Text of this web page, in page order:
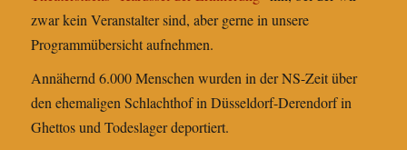
zwar kein Veranstalter sind, aber gerne in unsere
Programmübersicht aufnehmen.
Annähernd 6.000 Menschen wurden in der NS-Zeit über
den ehemaligen Schlachthof in Düsseldorf-Derendorf in
Ghettos und Todeslager deportiert.